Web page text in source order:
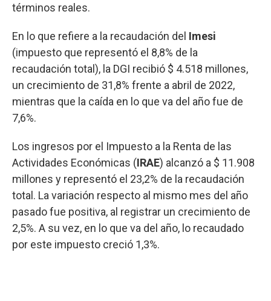
términos reales.
En lo que refiere a la recaudación del Imesi
(impuesto que representó el 8,8% de la
recaudación total), la DGI recibió $ 4.518 millones,
un crecimiento de 31,8% frente a abril de 2022,
mientras que la caída en lo que va del año fue de
7,6%.
Los ingresos por el Impuesto a la Renta de las
Actividades Económicas (IRAE) alcanzó a $ 11.908
millones y representó el 23,2% de la recaudación
total. La variación respecto al mismo mes del año
pasado fue positiva, al registrar un crecimiento de
2,5%. A su vez, en lo que va del año, lo recaudado
por este impuesto creció 1,3%.